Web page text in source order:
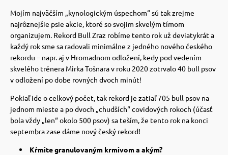
Mojím najväčším „kynologickým úspechom“ sú tak zrejme
najrôznejšie psie akcie, ktoré so svojim skvelým tímom
organizujem. Rekord Bull Zraz robíme tento rok už deviatykrát a
každý rok sme sa radovali minimálne z jedného nového českého
rekordu – napr. aj v Hromadnom odložení, kedy pod vedením
skvelého trénera Mirka Tošnara v roku 2020 zotrvalo 40 bull psov
v odložení po dobe rovných dvoch minút!
Pokiaľ ide o celkový počet, tak rekord je zatiaľ 705 bull psov na
jednom mieste a po dvoch „chudších“ covidových rokoch (účasť
bola vždy „len“ okolo 500 psov) sa teším, že tento rok na konci
septembra zase dáme nový český rekord!
Kŕmite granulovaným krmivom a akým?